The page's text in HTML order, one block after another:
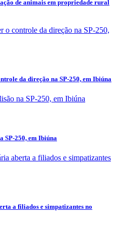
de animais em propriedade rural
da direção na SP-250, em Ibiúna
SP-250, em Ibiúna
a filiados e simpatizantes no